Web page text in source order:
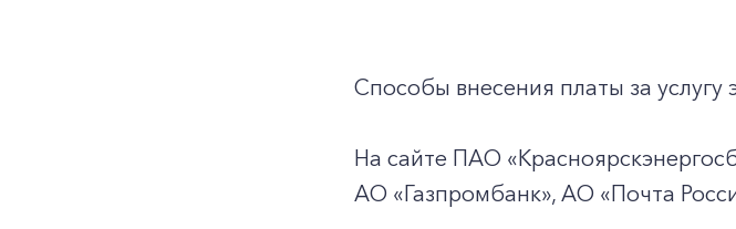
Способы внесения платы за
На сайте ПАО
АО «Газпромбанк», АО «Почта